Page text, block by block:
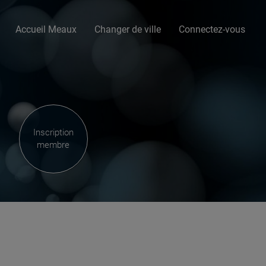
Accueil Meaux Changer de ville Connectez-vous
Inscription
membre